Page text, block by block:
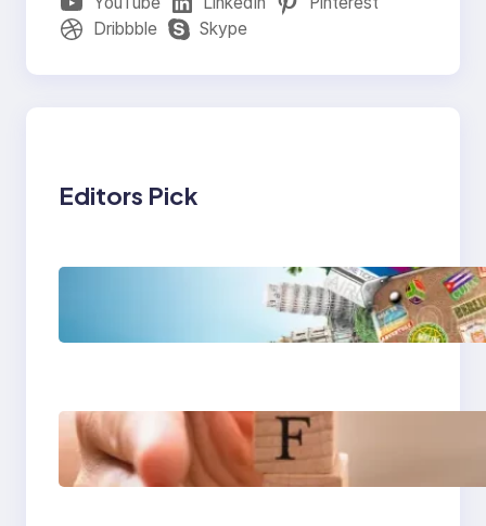
Dribbble
Skype
Editors Pick
Tren Traveling 2025:
Liburan Cerdas,
Ramah Lingkungan,
Gaya Hidup Seimbang
2025: Kesehatan
Mental, Produktivitas,